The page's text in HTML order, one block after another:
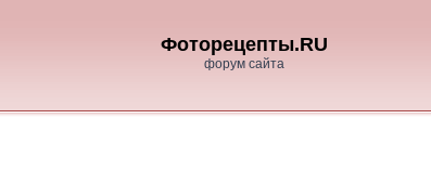
Фоторецепты.RU
форум сайта